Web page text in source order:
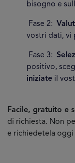
bisogno e
Fase 2:
vostri dati, vi
Fase 3:
positivo,
iniziate il
Facile, gratuito e
di richiesta. Non
e richiedetela oggi